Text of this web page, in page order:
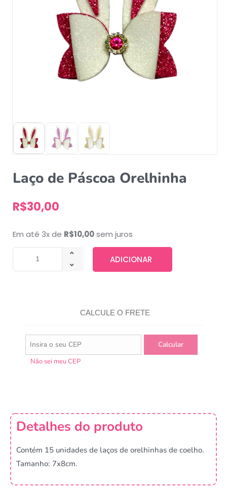
Laço de Páscoa Orelhinha
R$30,00
Em até 3x de R$10,00sem juros
ADICIONAR
CALCULE O FRETE
Não sei meu CEP
Detalhes do produto
Contém 15 unidades de laços de orelhinhas de coelho.
Tamanho: 7x8cm.